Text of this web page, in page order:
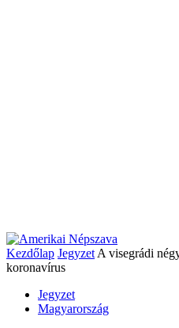
Kezdőlap Jegyzet A visegrádi
koronavírus
Jegyzet
Magyarország